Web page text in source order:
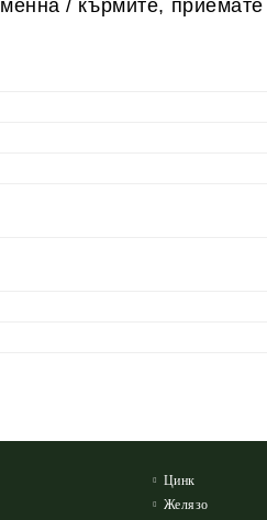
/ кърмите,
Цинк
Желязо